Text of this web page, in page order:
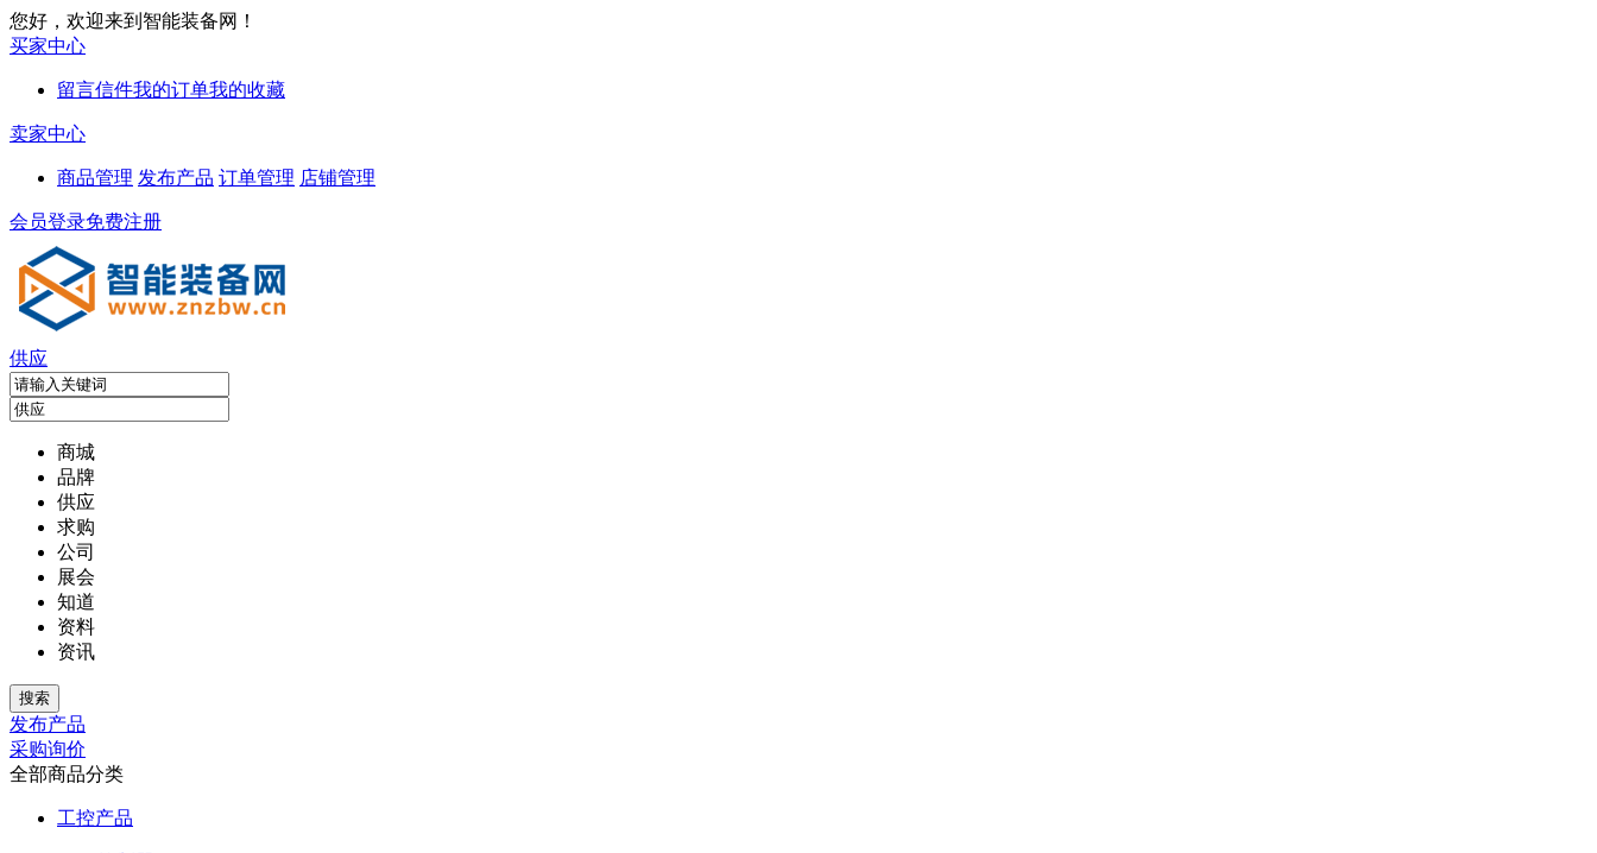
您好，欢迎来到智能装备网！
买家中心
留言信件我的订单我的收藏
卖家中心
商品管理 发布产品 订单管理 店铺管理
会员登录免费注册
供应
商城
品牌
供应
求购
公司
展会
知道
资料
资讯
发布产品
采购询价
全部商品分类
工控产品